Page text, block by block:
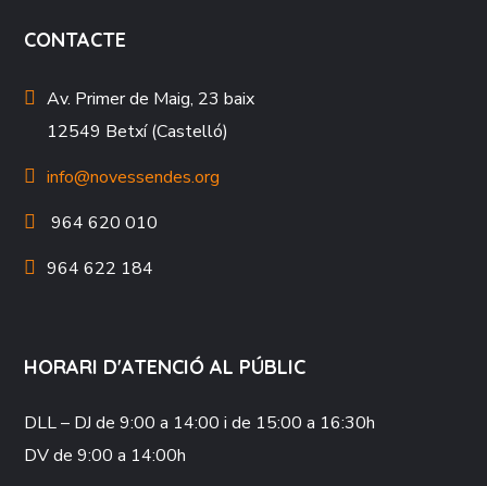
CONTACTE
Av. Primer de Maig, 23 baix
12549 Betxí (Castelló)
info@novessendes.org
964 620 010
964 622 184
HORARI D'ATENCIÓ AL PÚBLIC
DLL – DJde 9:00 a 14:00 i de 15:00 a 16:30h
DVde 9:00 a 14:00h